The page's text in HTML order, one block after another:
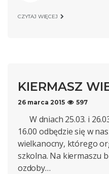
CZYTAJ WIĘCEJ
KIERMASZ
26 marca 2015 597
W dniach 25.03. i
16.00 odbędzie się w
wielkanocny, którego
szkolna. Na kiermaszu
ozdoby…